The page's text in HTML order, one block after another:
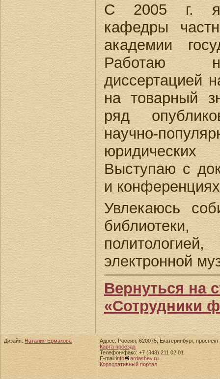
С 2005 г.
кафедры
академии
Работаю
диссертацией
на товарный
ряд
научно-
юридических
Выступаю с
и
Увлекаюсь
электронной
Вернуться на
«Сотрудники
Дизайн: Наталия Ермакова
Адрес: Россия, 620075, Екатеринбург,
Карта проезда
Телефон/факс: +7 (343) 211 02 01
E-mail:info
ardashev.ru
Корпоративный портал